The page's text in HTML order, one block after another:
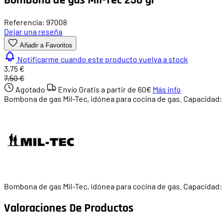
Referencia: 97008
Dejar una reseña
Añadir a Favoritos
Notificarme cuando este producto vuelva a stock
3,75 €
7,50 €
Agotado
Envío Gratis a partir de 60€ Más info
Bombona de gas Mil-Tec, idónea para cocina de gas.
Bombona de gas Mil-Tec, idónea para cocina de gas.
Valoraciones De Productos